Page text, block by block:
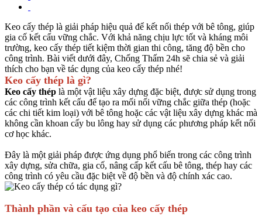
Keo cấy thép là giải pháp hiệu quả để kết nối thép với bê tông, giúp
gia cố kết cấu vững chắc. Với khả năng chịu lực tốt và kháng môi
trường, keo cấy thép tiết kiệm thời gian thi công, tăng độ bền cho
công trình. Bài viết dưới đây, Chống Thấm 24h sẽ chia sẻ và giải
thích cho bạn về tác dụng của keo cấy thép nhé!
Keo cấy thép là gì?
Keo cấy thép là một vật liệu xây dựng đặc biệt, được sử dụng trong
các công trình kết cấu để tạo ra mối nối vững chắc giữa thép (hoặc
các chi tiết kim loại) với bê tông hoặc các vật liệu xây dựng khác mà
không cần khoan cấy bu lông hay sử dụng các phương pháp kết nối
cơ học khác.
Đây là một giải pháp được ứng dụng phổ biến trong các công trình
xây dựng, sửa chữa, gia cố, nâng cấp kết cấu bê tông, thép hay các
công trình có yêu cầu đặc biệt về độ bền và độ chính xác cao.
Thành phần và cấu tạo của keo cấy thép